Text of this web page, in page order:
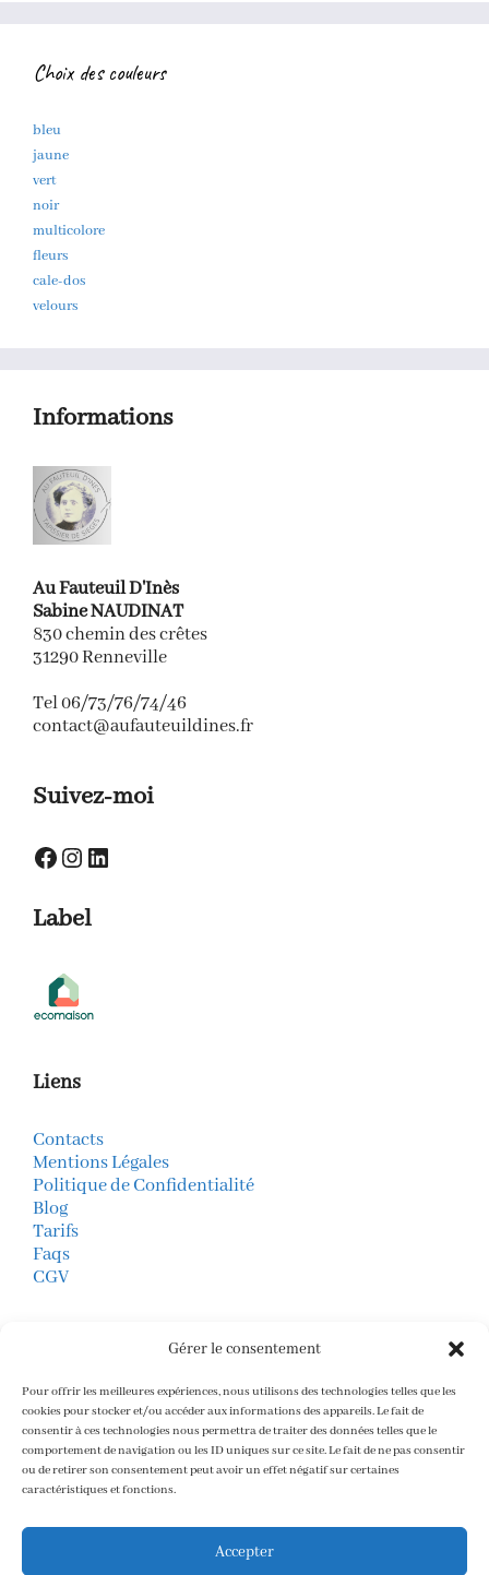
Gérer le consentement
Pour offrir les meilleures expériences, nous utilisons des technologies telles que les
cookies pour stocker et/ou accéder aux informations des appareils. Le fait de
consentir à ces technologies nous permettra de traiter des données telles que le
comportement de navigation ou les ID uniques sur ce site. Le fait de ne pas consentir
ou de retirer son consentement peut avoir un effet négatif sur certaines
caractéristiques et fonctions.
Accepter
Choix des couleurs
bleu
jaune
vert
noir
multicolore
fleurs
cale-dos
velours
Informations
Au Fauteuil D'Inès
Sabine NAUDINAT
830 chemin des crêtes
31290 Renneville
Tel 06/73/76/74/46
contact@aufauteuildines.fr
Suivez-moi
Facebook
Instagram
LinkedIn
Label
Liens
Contacts
Mentions Légales
Politique de Confidentialité
Blog
Tarifs
Faqs
CGV
virement bancaire
CB (boutique en ligne)
Paypal
Stripe